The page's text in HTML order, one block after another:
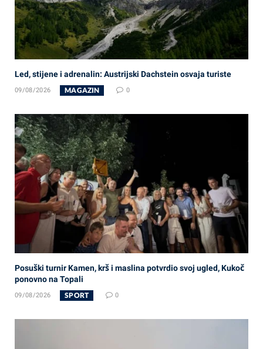
Led, stijene i adrenalin: Austrijski Dachstein osvaja turiste
09/08/2026 MAGAZIN 0
Posuški turnir Kamen, krš i maslina potvrdio svoj ugled, Kukoč
ponovno na Topali
09/08/2026 SPORT 0